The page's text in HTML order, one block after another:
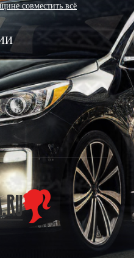
совместить всё